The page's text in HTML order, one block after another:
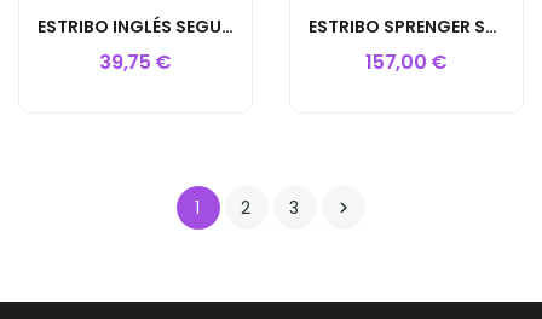
ESTRIBO INGLÉS SEGURIDAD GIRATORIO INOX 12cm
39,75 €
ESTRIBO SPRENGER SEGURIDAD TORCIDO HS-44234-122-55
157,00 €
1 2 3 